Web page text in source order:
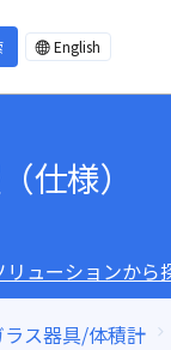
English
仕様）
リューションから
ラス器具/体積計